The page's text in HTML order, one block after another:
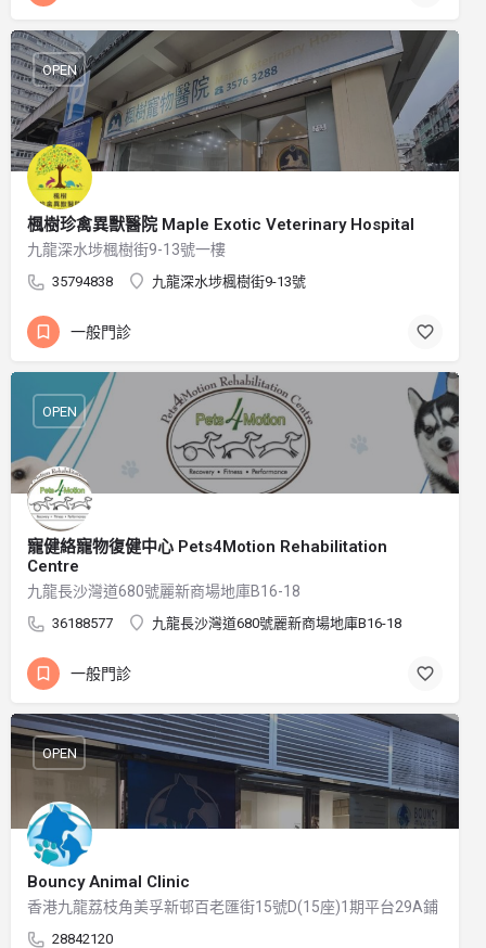
楓樹珍禽異獸醫院 Maple Exotic Veterinary Hospital
九龍深水埗楓樹街9-13號一樓
35794838 九龍深水埗楓樹街9-13號
OPEN
一般門診
寵健絡寵物復健中心 Pets4Motion Rehabilitation
Centre
九龍長沙灣道680號麗新商場地庫B16-18
36188577 九龍長沙灣道680號麗新商場地庫B16-18
OPEN
一般門診
Bouncy Animal Clinic
香港九龍荔枝角美孚新邨百老匯街15號D(15座)1期平台29A鋪
28842120
OPEN